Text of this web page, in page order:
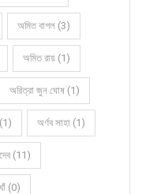
অমিত বাগল (3)
অমিত রায় (1)
অরিত্রা জুন ঘোষ (1)
(1) অর্ণব সাহা (1)
(11)
(0)